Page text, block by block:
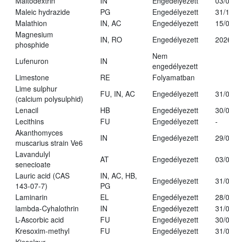
Maleic hydrazide
PG Engedélyezett
31/
Malathion
IN, AC Engedélyezett
15/
Magnesium
phosphide
IN, RO Engedélyezett
Lufenuron IN
Nem
engedélyezett
Limestone
RE
Folyamatban
Lime sulphur
(calcium polysulphid)
FU, IN, AC Engedélyezett
31/
Lenacil
HB Engedélyezett
30/
Lecithins
FU Engedélyezett
-
Akanthomyces
muscarius strain Ve6
IN Engedélyezett
29/
Lavandulyl
senecioate
AT Engedélyezett
03/
Lauric acid (CAS
143-07-7)
IN, AC, HB,
PG
Engedélyezett
31/
Laminarin
EL Engedélyezett
28/
lambda-Cyhalothrin
IN Engedélyezett
31/
L-Ascorbic acid
FU Engedélyezett
30/
Kresoxim-methyl
FU Engedélyezett
31/